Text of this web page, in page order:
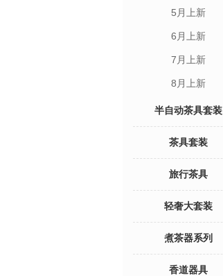
5月上新
6月上新
7月上新
8月上新
半自动茶具套装
茶具套装
旅行茶具
轻奢大套装
煮茶器系列
香道器具